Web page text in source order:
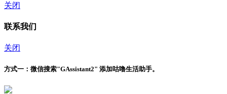
关闭
联系我们
关闭
方式一： 微信搜索"GAssistant2" 添加咕噜生活助手。